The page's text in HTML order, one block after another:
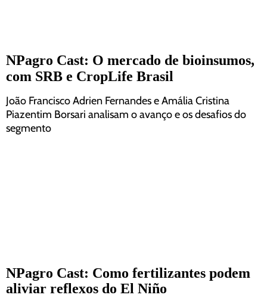
NPagro Cast: O mercado de bioinsumos,
com SRB e CropLife Brasil
João Francisco Adrien Fernandes e Amália Cristina
Piazentim Borsari analisam o avanço e os desafios do
segmento
NPagro Cast: Como fertilizantes podem
aliviar reflexos do El Niño